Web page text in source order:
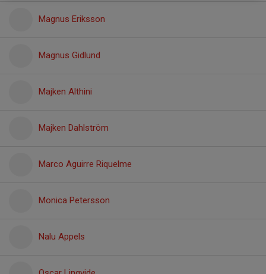
Magnus Eriksson
Magnus Gidlund
Majken Althini
Majken Dahlström
Marco Aguirre Riquelme
Monica Petersson
Nalu Appels